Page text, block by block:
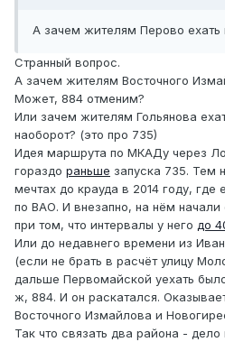
А зачем жителям Перово ехать
Странный вопрос.
А зачем жителям Восточного
Может, 884 отменим?
Или зачем жителям Гольянова
наоборот? (это про 735)
Идея маршрута по МКАДу через
гораздо раньше запуска 735. Тем
мечтах до крауда в 2014 году, где
по ВАО. И внезапно, на нём начали
при том, что интервалы у него до
Или до недавнего времени из
(если не брать в расчёт улицу
дальше Первомайской уехать
ж, 884. И он раскатался.
Восточного Измайлова и
Так что связать два района -